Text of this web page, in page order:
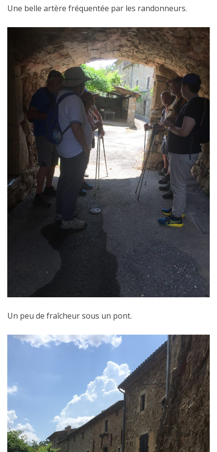
Une belle artère fréquentée par les randonneurs.
Un peu de fraîcheur sous un pont.